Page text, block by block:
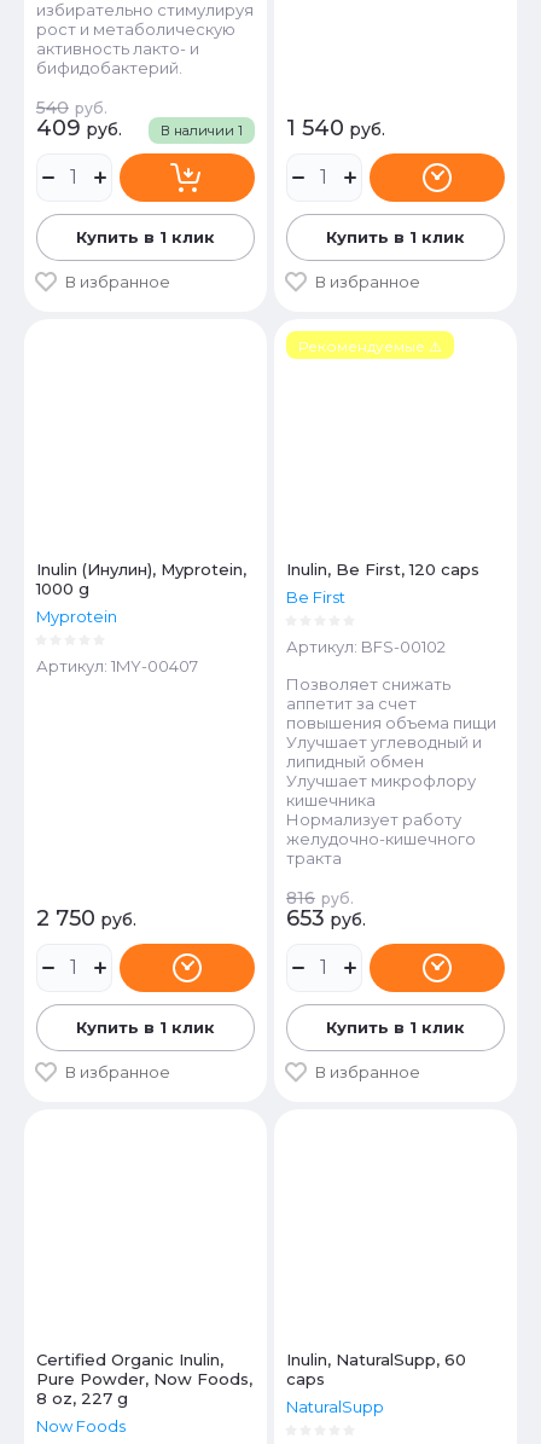
избирательно стимулируя
рост и метаболическую
активность лакто- и
бифидобактерий.
В наличии 1
540 руб.
409 руб.
Купить в 1 клик
В избранное
1 540 руб.
Купить в 1 клик
В избранное
Inulin (Инулин), Myprotein,
1000 g
Myprotein
Артикул: 1MY-00407
2 750 руб.
Купить в 1 клик
В избранное
Рекомендуемые ⚠️
Inulin, Be First, 120 caps
Be First
Артикул: BFS-00102
Позволяет снижать
аппетит за счет
повышения объема пищи
Улучшает углеводный и
липидный обмен
Улучшает микрофлору
кишечника
Нормализует работу
желудочно-кишечного
тракта
816 руб.
653 руб.
Купить в 1 клик
В избранное
Certified Organic Inulin,
Pure Powder, Now Foods,
8 oz, 227 g
Now Foods
Inulin, NaturalSupp, 60
caps
NaturalSupp